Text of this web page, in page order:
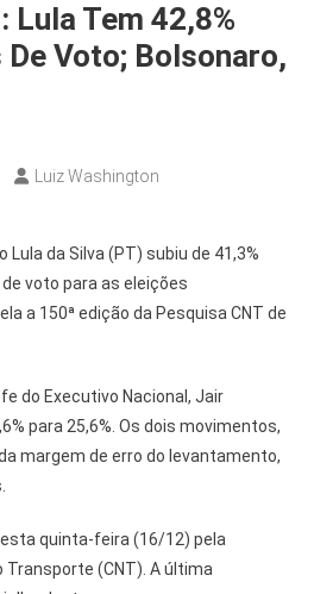
Lula Tem 42,8%
Voto; Bolsonaro,
Luiz Washington
Lula da Silva (PT) subiu de 41,3%
voto para as eleições
a 150ª edição da Pesquisa CNT de
do Executivo Nacional, Jair
para 25,6%. Os dois movimentos,
margem de erro do levantamento,
quinta-feira (16/12) pela
Transporte (CNT). A última